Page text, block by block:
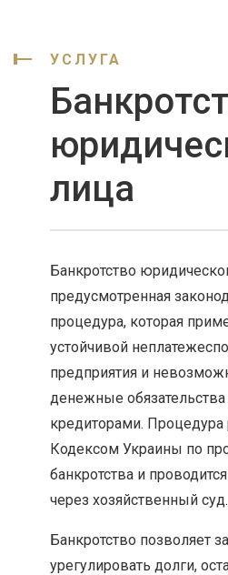
УСЛУГА
лица
Банкротство
предусмотренная
процедура, которая
устойчивой
предприятия и
денежные
кредиторами. Процедура
Кодексом Украины по
банкротства и
через хозяйственный суд.
Банкротство позволяет
урегулировать долги,